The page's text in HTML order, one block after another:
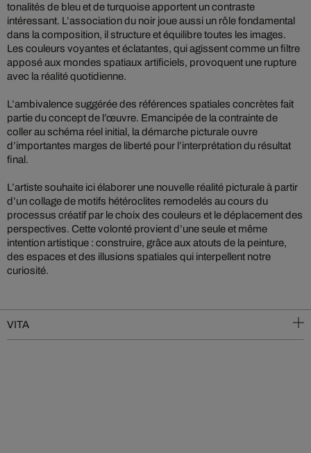
tonalités de bleu et de turquoise apportent un contraste
intéressant. L’association du noir joue aussi un rôle fondamental
dans la composition, il structure et équilibre toutes les images.
Les couleurs voyantes et éclatantes, qui agissent comme un filtre
apposé aux mondes spatiaux artificiels, provoquent une rupture
avec la réalité quotidienne.
L’ambivalence suggérée des références spatiales concrètes fait
partie du concept de l’œuvre. Emancipée de la contrainte de
coller au schéma réel initial, la démarche picturale ouvre
d’importantes marges de liberté pour l’interprétation du résultat
final.
L’artiste souhaite ici élaborer une nouvelle réalité picturale à partir
d’un collage de motifs hétéroclites remodelés au cours du
processus créatif par le choix des couleurs et le déplacement des
perspectives. Cette volonté provient d’une seule et même
intention artistique : construire, grâce aux atouts de la peinture,
des espaces et des illusions spatiales qui interpellent notre
curiosité.
VITA